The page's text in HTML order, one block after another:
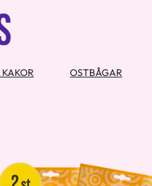
KAKOR OSTBÅGAR